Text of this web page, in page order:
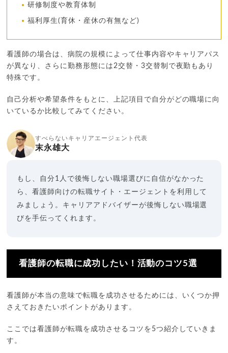
研修制度や教育体制
福利厚生(育休・産休の有無など)
看護師の場合は、病院の規模によって仕事内容やキャリアパス
が異なり、さらに勤務形態には2交替・3交替制で夜勤もあり
特殊です。
自己分析や希望条件をもとに、上記項目で自分がどの職場に向
いているか比較してみてください。
すべらないキャリアエージェント代表
末永雄大
もし、自分1人で後悔しない職場選びに自信がなかった
ら、看護師向けの転職サイト・エージェントを利用して
みましょう。キャリアアドバイザーが後悔しない職場選
びを手伝ってくれます。
看護師の転職に成功したい！活動のコツ5選
看護師が本当の意味で転職を成功させるためには、いくつか押
さえておきたいポイントがあります。
ここでは看護師が転職を成功させるコツを5つ紹介していきま
す。